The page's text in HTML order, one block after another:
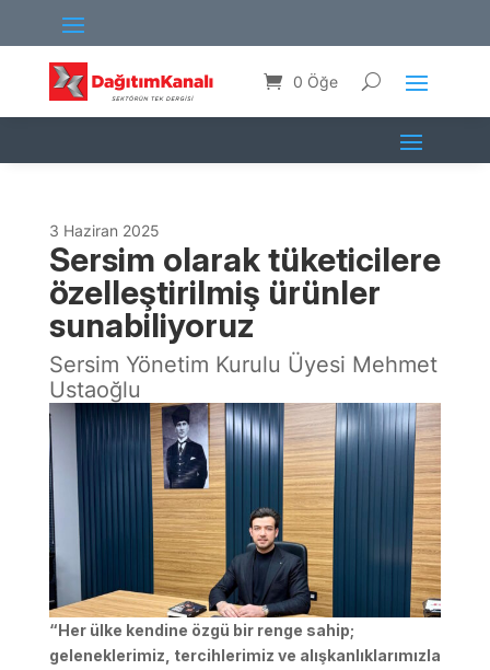
0 Öğe
3 Haziran 2025
Sersim olarak tüketicilere
özelleştirilmiş ürünler
sunabiliyoruz
Sersim Yönetim Kurulu Üyesi Mehmet
Ustaoğlu
“Her ülke kendine özgü bir renge sahip;
geleneklerimiz, tercihlerimiz ve alışkanlıklarımızla